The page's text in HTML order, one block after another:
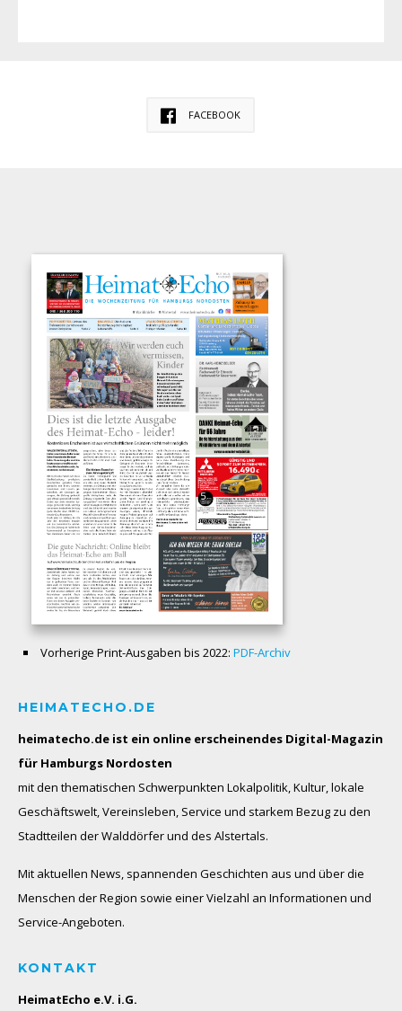
FACEBOOK
Vorherige Print-Ausgaben bis 2022: PDF-Archiv
HEIMATECHO.DE
heimatecho.de ist ein online erscheinendes Digital-Magazin
für Hamburgs Nordosten
mit den thematischen Schwerpunkten Lokalpolitik, Kultur, lokale
Geschäftswelt, Vereinsleben, Service und starkem Bezug zu den
Stadtteilen der Walddörfer und des Alstertals.
Mit aktuellen News, spannenden Geschichten aus und über die
Menschen der Region sowie einer Vielzahl an Informationen und
Service-Angeboten.
KONTAKT
HeimatEcho e.V. i.G.